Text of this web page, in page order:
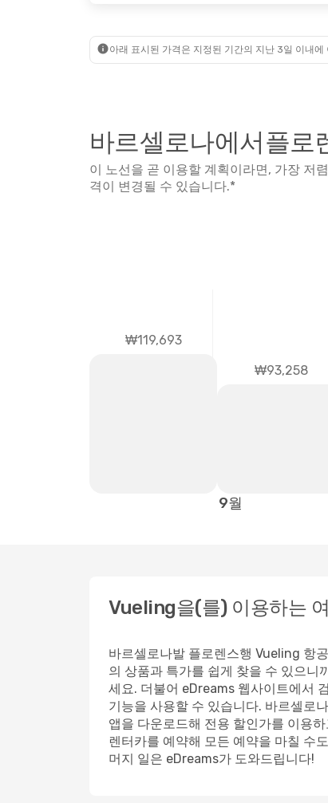
아래 표시된 가격은 지정된 기간의 지난 3일 이내
바르셀로나에서플로
이 노선을 곧 이용할 계획이라면, 가장 저
격이 변경될 수 있습니다.*
₩119,693
₩93,258
9월
Vueling을(를) 이용하는
바르셀로나발 플로렌스행 Vueling 항
의 상품과 특가를 쉽게 찾을 수 있으니
세요. 더불어 eDreams 웹사이트에서
기능을 사용할 수 있습니다. 바르셀로
앱을 다운로드해 전용 할인가를 이용
렌터카를 예약해 모든 예약을 마칠 수
머지 일은 eDreams가 도와드립니다!